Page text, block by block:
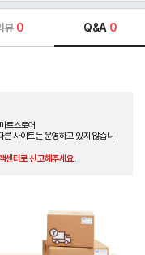
뷰 0 Q&A 0
트스토어
사이트는 운영하고 있지 않습니
센터로 신고해주세요.